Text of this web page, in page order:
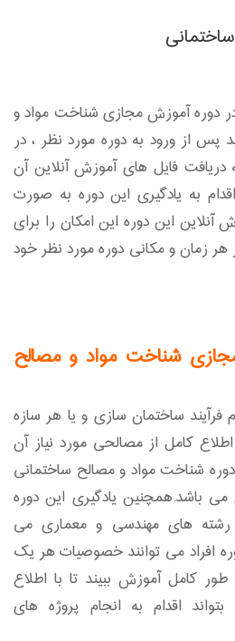
در دوره آموزش مجازی شناخت مواد و
پس از ورود به دوره مورد نظر ، در
فایل های آموزش آنلاین آن
به یادگیری این دوره به صورت
این دوره این امکان را برای
زمان و مکانی دوره مورد نظر خود
شناخت مواد و مصالح
فرآیند ساختمان سازی و یا هر سازه
کامل از مصالحی مورد نیاز آن
شناخت مواد و مصالح ساختمانی
می باشد.همچنین یادگیری این دوره
رشته های مهندسی و معماری می
افراد می توانند خصوصیات هر یک
کامل آموزش ببیند تا با اطلاع
اقدام به انجام پروژه های